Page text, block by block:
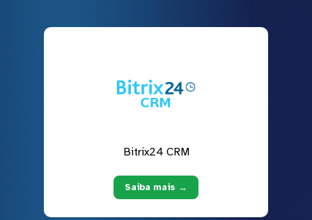
Bitrix24 CRM
Saiba mais →